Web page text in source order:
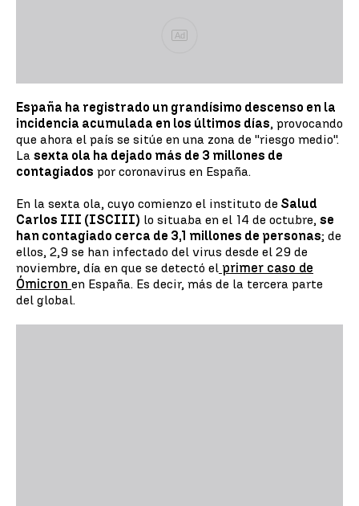
Ad
España ha registrado un grandísimo descenso en la
incidencia acumulada en los últimos días, provocando
que ahora el país se sitúe en una zona de ''riesgo medio''.
La sexta ola ha dejado más de 3 millones de
contagiados por coronavirus en España.
En la sexta ola, cuyo comienzo el instituto de Salud
Carlos III (ISCIII) lo situaba en el 14 de octubre, se
han contagiado cerca de 3,1 millones de personas; de
ellos, 2,9 se han infectado del virus desde el 29 de
noviembre, día en que se detectó el primer caso de
Ómicron en España. Es decir, más de la tercera parte
del global.